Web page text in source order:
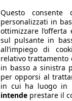
Questo consente
personalizzati in
ottimizzare
sul pulsante in
all’impiego di
relativo trattamento
in basso a sinistra
per opporsi al
in cui ha luogo in
intende prestare il